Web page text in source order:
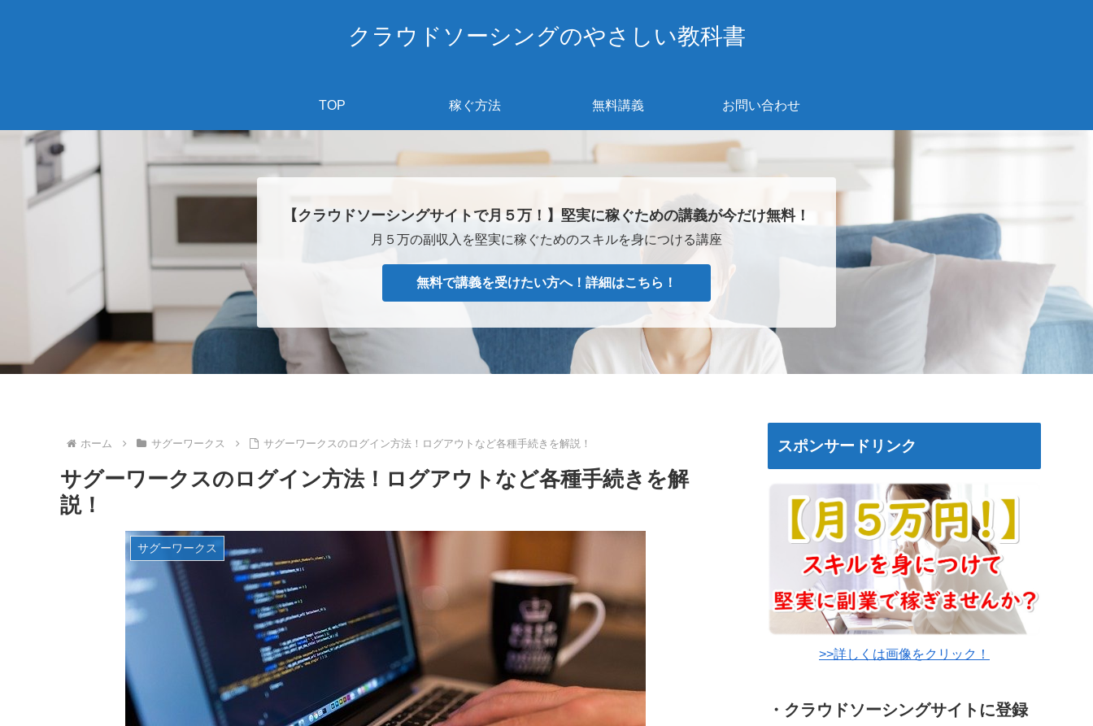
クラウドソーシングのやさしい教科書
TOP 稼ぐ方法 無料講義 お問い合わせ
【クラウドソーシングサイトで月５万！】堅実に稼ぐための講義が今だけ無料！
月５万の副収入を堅実に稼ぐためのスキルを身につける講座
無料で講義を受けたい方へ！詳細はこちら！
ホーム サグーワークス サグーワークスのログイン方法！ログアウトなど各種手続きを解説！
サグーワークスのログイン方法！ログアウトなど各種手続きを解
説！
サグーワークス
スポンサードリンク
>>詳しくは画像をクリック！
・クラウドソーシングサイトに登録